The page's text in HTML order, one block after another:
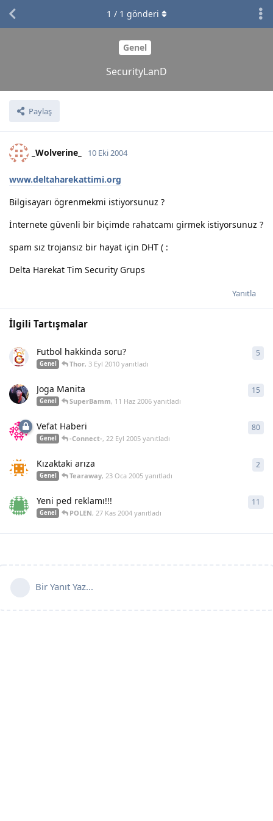
Genel
SecurityLanD
Paylaş
1 / 1 gönderi
_Wolverine_ 10 Eki 2004
www.deltaharekattimi.org
Bilgisayarı ögrenmekmi istiyorsunuz ?
İnternete güvenli bir biçimde rahatcamı girmek istiyorsunuz ?
spam sız trojansız bir hayat için DHT ( :
Delta Harekat Tim Security Grups
Yanıtla
İlgili Tartışmalar
Futbol hakkinda soru?
Genel Thor,3 Eyl 2010 yanıtladı
5
Joga Manita
Genel SuperBamm, 11 Haz 2006 yanıtladı
15
Vefat Haberi
Genel -Connect-,22 Eyl 2005 yanıtladı
80
Kızaktaki arıza
Genel Tearaway,23 Oca 2005 yanıtladı
2
Yeni ped reklamı!!!
Genel POLEN,27 Kas 2004 yanıtladı
11
Bir Yanıt Yaz...